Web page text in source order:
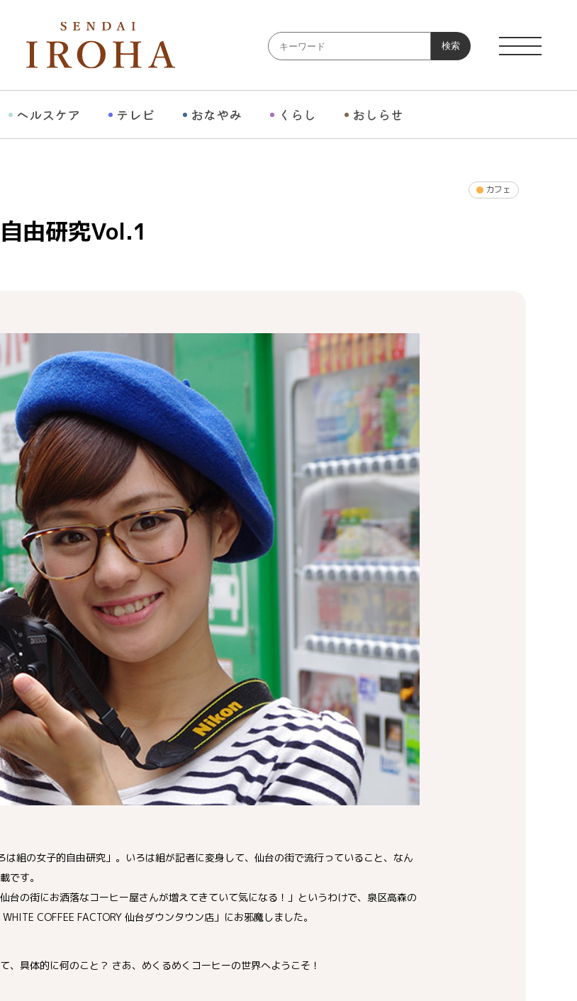
検索
ヘルスケア テレビ おなやみ くらし おしらせ
カフェ
由研究Vol.1
組の女子的自由研究」。いろは組が記者に変身して、仙台の街で流行っていること、なん
です。
台の街にお洒落なコーヒー屋さんが増えてきていて気になる！」というわけで、泉区高森の
COFFEE FACTORY 仙台ダウンタウン店」にお邪魔しました。
、具体的に何のこと？ さあ、めくるめくコーヒーの世界へようこそ！